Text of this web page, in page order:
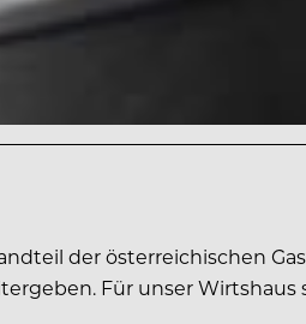
der österreichischen
Für unser Wirtshaus